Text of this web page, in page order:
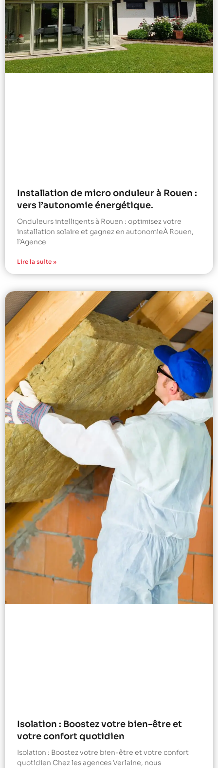
Installation de micro onduleur à Rouen :
vers l’autonomie énergétique.
Onduleurs intelligents à Rouen : optimisez votre
installation solaire et gagnez en autonomieÀ Rouen,
l’Agence
Lire la suite »
Isolation : Boostez votre bien-être et
votre confort quotidien
Isolation : Boostez votre bien-être et votre confort
quotidien Chez les agences Verlaine, nous